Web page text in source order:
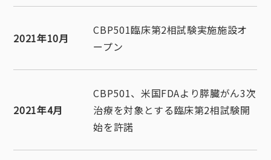
2021年10月
CBP501臨床第2相試験実施施設オ
ープン
2021年4月
CBP501、米国FDAより膵臓がん3次
治療を対象とする臨床第2相試験開
始を許諾